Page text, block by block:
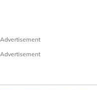
Advertisement
Advertisement